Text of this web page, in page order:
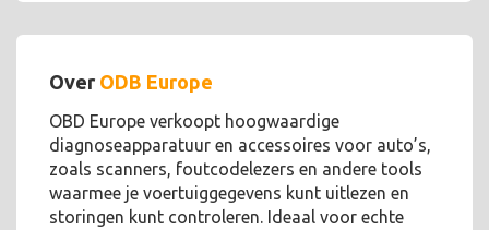
Over ODB Europe
OBD Europe verkoopt hoogwaardige
diagnoseapparatuur en accessoires voor auto’s,
zoals scanners, foutcodelezers en andere tools
waarmee je voertuiggegevens kunt uitlezen en
storingen kunt controleren. Ideaal voor echte